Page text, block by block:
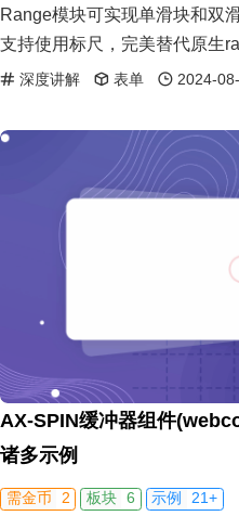
Range模块可实现单滑块和双
支持使用标尺，完美替代原生
深度讲解 表单 2024-
AX-SPIN缓冲器组件
诸多示例
需金币 2 板块 6 示例 21+